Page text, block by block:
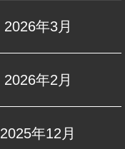
2026年3月
2026年2月
2025年12月